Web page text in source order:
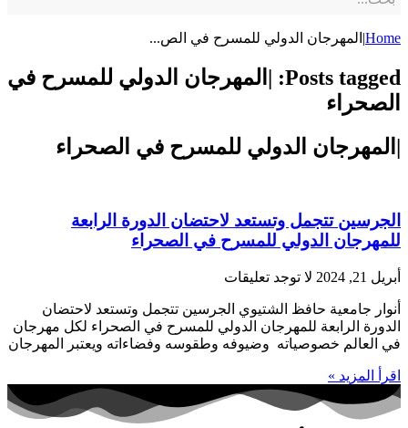
Home|المهرجان الدولي للمسرح في الص...
Posts tagged: |المهرجان الدولي للمسرح في
الصحراء
|المهرجان الدولي للمسرح في الصحراء
الجرسين تتجمل وتستعد لاحتضان الدورة الرابعة
للمهرجان الدولي للمسرح في الصحراء
أبريل 21, 2024 لا توجد تعليقات
أنوار جامعية حافظ الشتيوي الجرسين تتجمل وتستعد لاحتضان
الدورة الرابعة للمهرجان الدولي للمسرح في الصحراء لكل مهرجان
في العالم خصوصياته وضيوفه وطقوسه وفضاءاته ويعتبر المهرجان
اقرأ المزيد »